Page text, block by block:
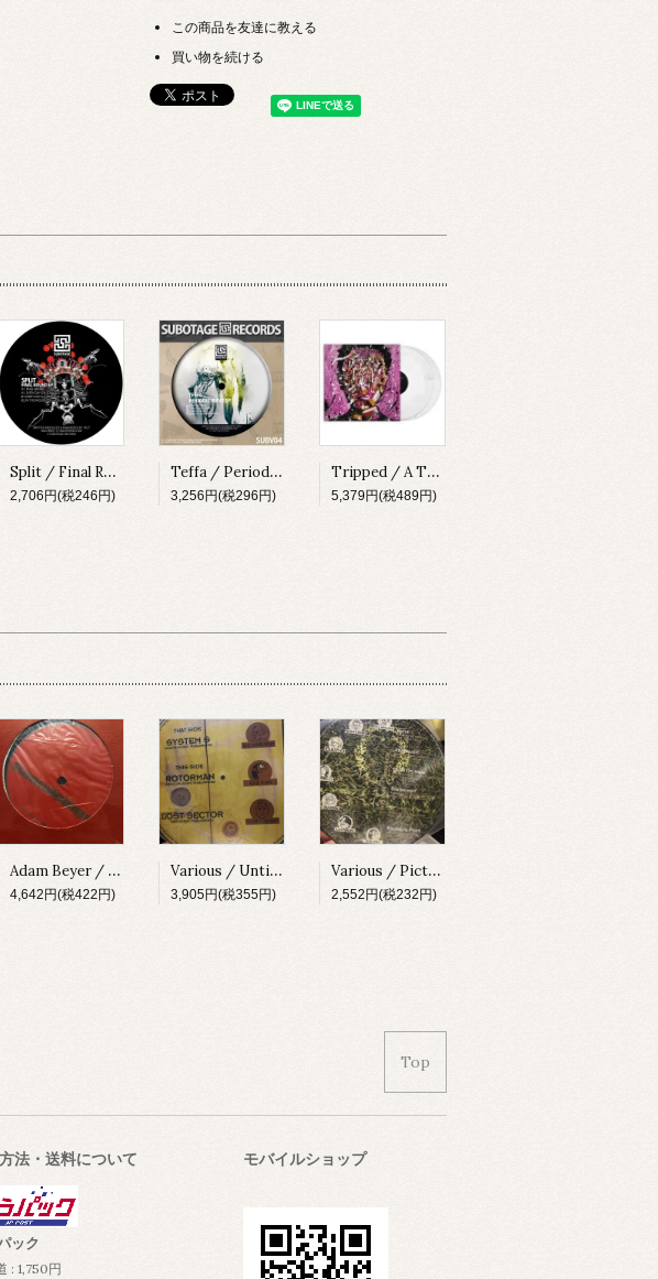
この商品を友達に教える
買い物を続ける
Split / Final Round EP [SUBV03][2023]
2,706円(税246円)
Teffa / Periodic Wave EP [SUBV04][2023]
3,256円(税296円)
Tripped / A Thing About Something [MADLP001][2023]
5,379円(税489円)
Adam Beyer / Remainings [CODERED03][1997]
4,642円(税422円)
Various / Untitled [X-010][1996]
3,905円(税355円)
Various / Picture Disc [X-020][1997]
2,552円(税232円)
Top
法・送料について
ック
: 1,750円
モバイルショップ